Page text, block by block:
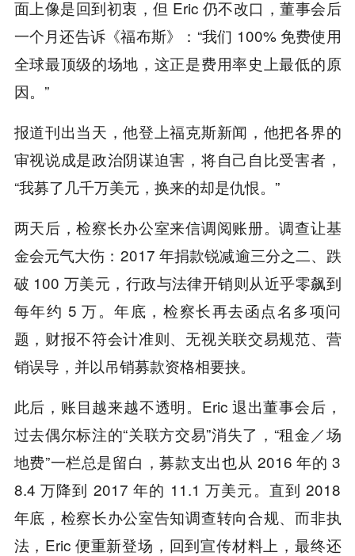
面上像是回到初衷，但 Eric 仍不改口，董事会后
一个月还告诉《福布斯》：“我们 100% 免费使用
全球最顶级的场地，这正是费用率史上最低的原
因。”
报道刊出当天，他登上福克斯新闻，他把各界的
审视说成是政治阴谋迫害，将自己自比受害者，
“我募了几千万美元，换来的却是仇恨。”
两天后，检察长办公室来信调阅账册。调查让基
金会元气大伤：2017 年捐款锐减逾三分之二、跌
破 100 万美元，行政与法律开销则从近乎零飙到
每年约 5 万。年底，检察长再去函点名多项问
题，财报不符会计准则、无视关联交易规范、营
销误导，并以吊销募款资格相要挟。
此后，账目越来越不透明。Eric 退出董事会后，
过去偶尔标注的“关联方交易”消失了，“租金／场
地费”一栏总是留白，募款支出也从 2016 年的 3
8.4 万降到 2017 年的 11.1 万美元。直到 2018
年底，检察长办公室告知调查转向合规、而非执
法，Eric 便重新登场，回到宣传材料上，最终还